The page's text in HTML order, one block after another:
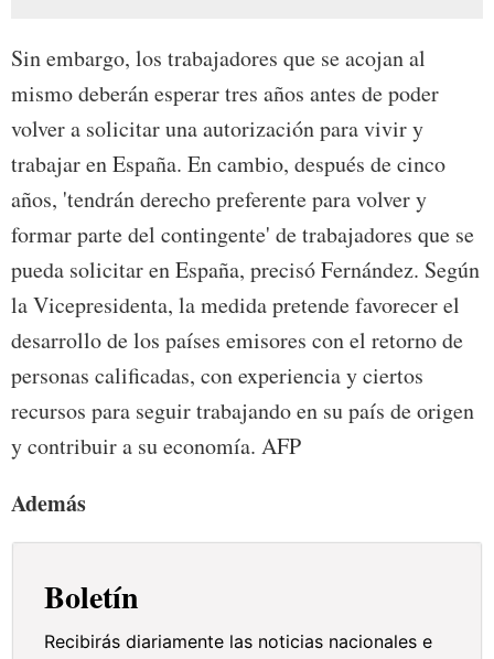
Sin embargo, los trabajadores que se acojan al
mismo deberán esperar tres años antes de poder
volver a solicitar una autorización para vivir y
trabajar en España. En cambio, después de cinco
años, 'tendrán derecho preferente para volver y
formar parte del contingente' de trabajadores que se
pueda solicitar en España, precisó Fernández. Según
la Vicepresidenta, la medida pretende favorecer el
desarrollo de los países emisores con el retorno de
personas calificadas, con experiencia y ciertos
recursos para seguir trabajando en su país de origen
y contribuir a su economía. AFP
Además
Boletín
Recibirás diariamente las noticias nacionales e